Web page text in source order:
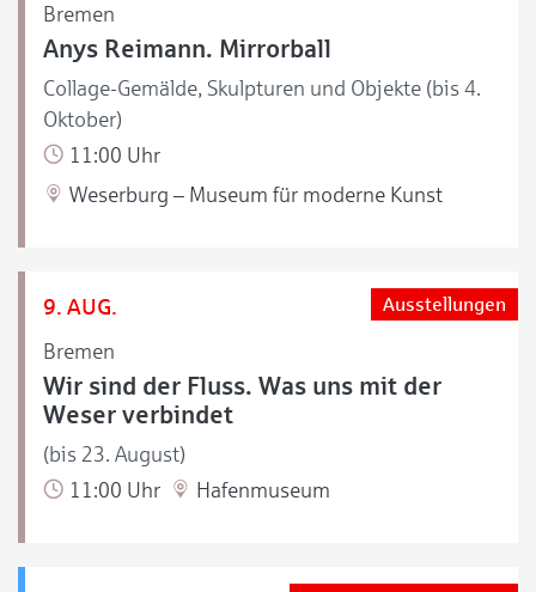
Bremen
Anys Reimann. Mirrorball
Collage-Gemälde, Skulpturen und Objekte (bis 4.
Oktober)
11:00 Uhr
Weserburg – Museum für moderne Kunst
9. AUG.
Bremen
Ausstellungen
Wir sind der Fluss. Was uns mit der
Weser verbindet
(bis 23. August)
11:00 Uhr
Hafenmuseum